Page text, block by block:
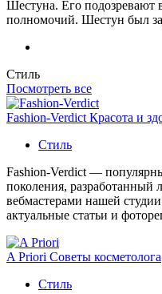
Шестуна. Его
полномочий. Шестун был
Стиль
Посмотреть все
Fashion-Verdict Красота и
Стиль
Fashion-Verdict —
поколения,
вебмастерами нашей
актуальные статьи и
A Priori Советы косметолога
Стиль